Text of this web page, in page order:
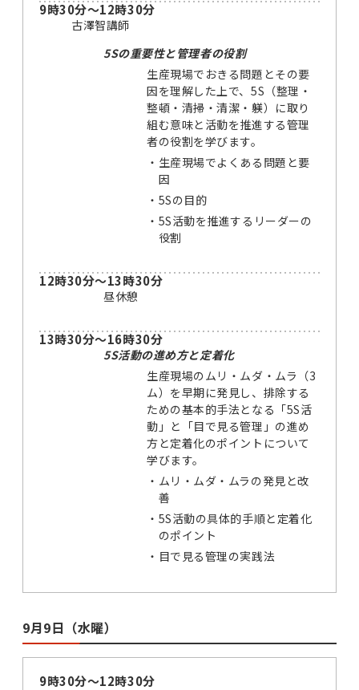
9時30分～12時30分
古澤智講師
5Sの重要性と管理者の役割
生産現場でおきる問題とその要
因を理解した上で、5S（整理・
整頓・清掃・清潔・躾）に取り
組む意味と活動を推進する管理
者の役割を学びます。
・ 生産現場でよくある問題と要
因
・ 5Sの目的
・ 5S活動を推進するリーダーの
役割
12時30分～13時30分
昼休憩
13時30分～16時30分
5S活動の進め方と定着化
生産現場のムリ・ムダ・ムラ（3
ム）を早期に発見し、排除する
ための基本的手法となる「5S活
動」と「目で見る管理」の進め
方と定着化のポイントについて
学びます。
・ ムリ・ムダ・ムラの発見と改
善
・ 5S活動の具体的手順と定着化
のポイント
・ 目で見る管理の実践法
9月9日（水曜）
9時30分～12時30分